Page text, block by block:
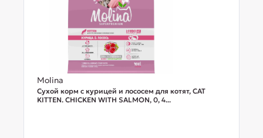
Molina
Сухой корм с курицей и лососем для котят, CAT
KITTEN. CHICKEN WITH SALMON, 0, 4...